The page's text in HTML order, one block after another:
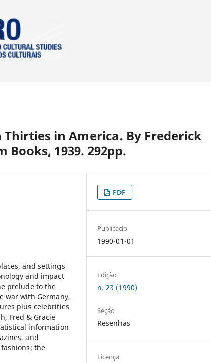
in America. By Frederick
1939. 292pp.
and settings
and impact
prelude to the
war with Germany,
plus celebrities
Fred & Gracie
information
and
the
PDF
Publicado
1990-01-01
Edição
n. 23 (1990)
Seção
Resenhas
Licença